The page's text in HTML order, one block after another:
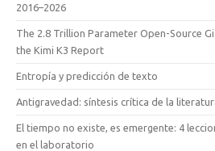
2016–2026
The 2.8 Trillion Parameter Open-Source
the Kimi K3 Report
Entropía y predicción de texto
Antigravedad: síntesis crítica de la
El tiempo no existe, es emergente: 4
en el laboratorio